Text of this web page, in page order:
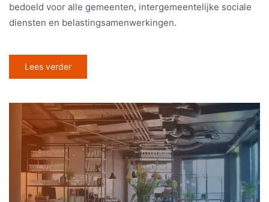
bedoeld voor alle gemeenten, intergemeentelijke sociale
diensten en belastingsamenwerkingen.
Lees verder